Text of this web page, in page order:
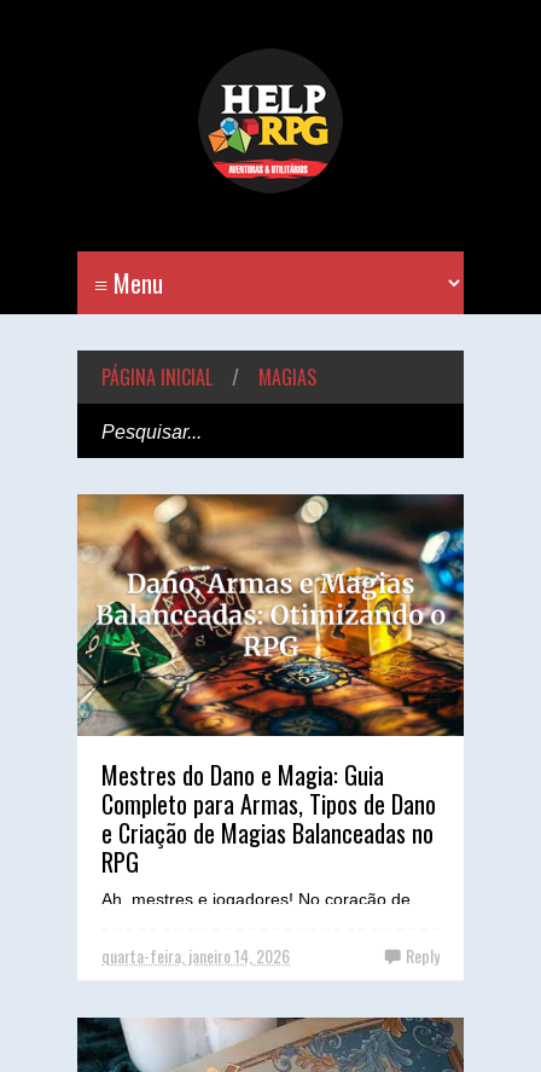
PÁGINA INICIAL / MAGIAS
Mestres do Dano e Magia: Guia
Completo para Armas, Tipos de Dano
e Criação de Magias Balanceadas no
RPG
Ah, mestres e jogadores! No coração de
emoção do combate, a estratégia por trás
da escolha de uma arma...
quarta-feira, janeiro 14, 2026 Reply